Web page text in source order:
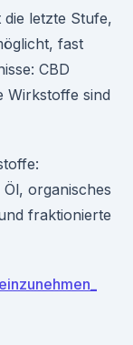
die letzte Stufe,
fast
CBD
Wirkstoffe sind
organisches
fraktionierte